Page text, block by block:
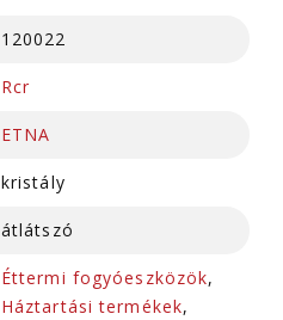
120022
Rcr
ETNA
kristály
átlátszó
Éttermi fogyóeszközök,
Háztartási termékek,